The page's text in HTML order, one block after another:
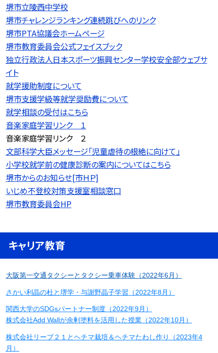
堺市立陵西中学校
堺市チャレンジランキング連続跳びへのリンク
堺市PTA協議会ホームページ
堺市教育委員会公式フェイスブック
独立行政法人日本スポーツ振興センター学校安全部ウェブサ
イト
就学援助制度について
堺市支援学級等就学奨励費について
就学相談の受付はこちら
音楽家庭学習リンク １
音楽家庭学習リンク ２
文部科学大臣メッセージ「児童虐待の根絶に向けて」
小学校就学前の健康診断の案内についてはこちら
堺市からのお知らせ[市ＨＰ]
いじめ不登校対策支援室相談窓口
堺市教育委員会HP
キャリア教育
大阪第一交通タクシーとタクシー乗車体験（2022年6月）
さかい利晶の杜と堺学・与謝野晶子学習（2022年8月）
関西大学のSDGsパートナー制度（2022年9月）
株式会社Add Wallが余剰塗料を活用した授業（2022年10月）
株式会社リーブ２１とヘチマ栽培＆ヘチマたわし作り（2023年4
月）